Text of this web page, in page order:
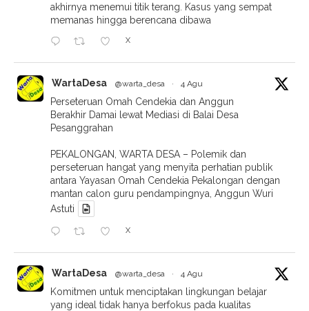
akhirnya menemui titik terang. Kasus yang sempat
memanas hingga berencana dibawa
X
WartaDesa @warta_desa · 4 Agu
Perseteruan Omah Cendekia dan Anggun
Berakhir Damai lewat Mediasi di Balai Desa
Pesanggrahan
PEKALONGAN, WARTA DESA – Polemik dan
perseteruan hangat yang menyita perhatian publik
antara Yayasan Omah Cendekia Pekalongan dengan
mantan calon guru pendampingnya, Anggun Wuri
Astuti
X
WartaDesa @warta_desa · 4 Agu
Komitmen untuk menciptakan lingkungan belajar
yang ideal tidak hanya berfokus pada kualitas